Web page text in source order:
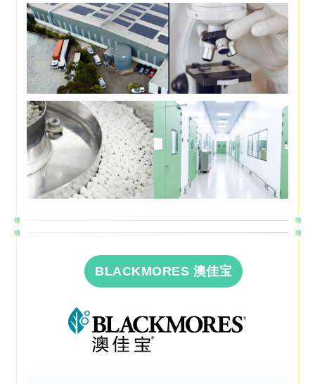
BLACKMORES 澳佳宝